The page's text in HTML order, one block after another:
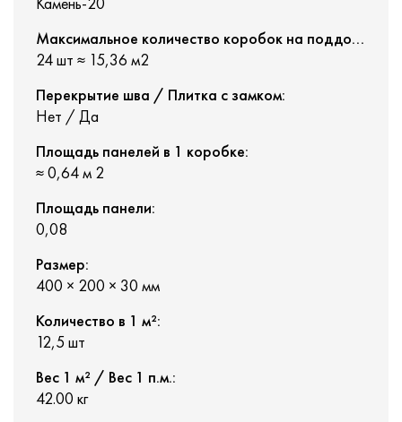
Максимальное количество коробок на поддоне:
24 шт ≈ 15,36 м2
Перекрытие шва / Плитка с замком:
Нет / Да
Площадь панелей в 1 коробке:
≈ 0,64 м 2
Площадь панели:
0,08
Размер:
400 × 200 × 30 мм
Количество в 1 м²:
12,5 шт
Вес 1 м² / Вес 1 п.м.:
42.00 кг